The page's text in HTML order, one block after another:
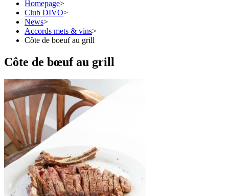
Homepage>
Club DIVO>
News>
Accords mets & vins>
Côte de boeuf au grill
Côte de bœuf au grill